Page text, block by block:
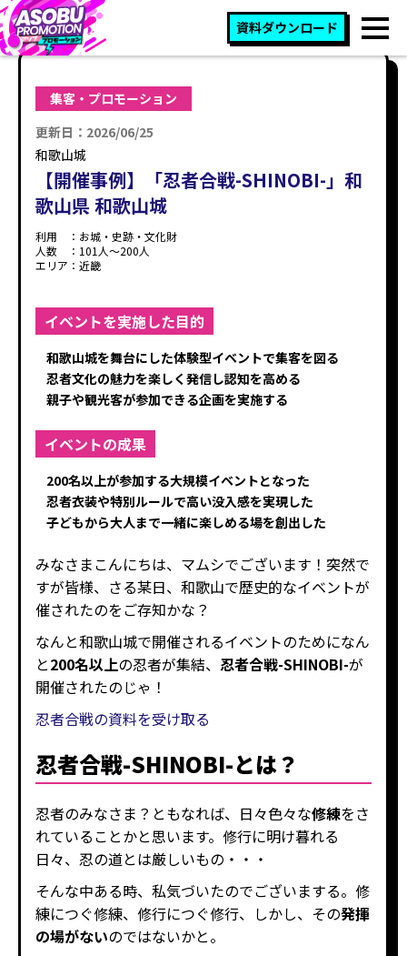
資料ダウンロード
集客・プロモーション
更新日：2026/06/25
和歌山城
【開催事例】「忍者合戦-SHINOBI-」和
歌山県 和歌山城
利用 ： お城・史跡・文化財
人数 ： 101人〜200人
エリア： 近畿
イベントを実施した目的
和歌山城を舞台にした体験型イベントで集客を図る
忍者文化の魅力を楽しく発信し認知を高める
親子や観光客が参加できる企画を実施する
イベントの成果
200名以上が参加する大規模イベントとなった
忍者衣装や特別ルールで高い没入感を実現した
子どもから大人まで一緒に楽しめる場を創出した
みなさまこんにちは、マムシでございます！突然で
すが皆様、さる某日、和歌山で歴史的なイベントが
催されたのをご存知かな？
なんと和歌山城で開催されるイベントのためになん
と200名以上の忍者が集結、 忍者合戦-SHINOBI-が
開催されたのじゃ！
忍者合戦の資料を受け取る
忍者合戦-SHINOBI-とは？
忍者のみなさま？ともなれば、日々色々な修練をさ
れていることかと思います。修行に明け暮れる
日々、忍の道とは厳しいもの・・・
そんな中ある時、私気づいたのでございまする。修
練につぐ修練、修行につぐ修行、しかし、その発揮
の場がないのではないかと。